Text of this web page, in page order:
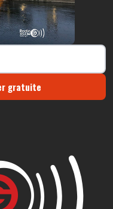
gratuite